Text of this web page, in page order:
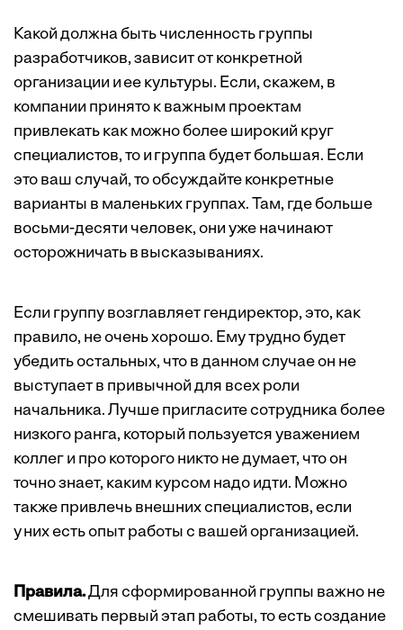
Какой должна быть численность группы
разработчиков, зависит от конкретной
организации и ее культуры. Если, скажем, в
компании принято к важным проектам
привлекать как можно более широкий круг
специалистов, то и группа будет большая. Если
это ваш случай, то обсуждайте конкретные
варианты в маленьких группах. Там, где больше
восьми-десяти человек, они уже начинают
осторожничать в высказываниях.
Если группу возглавляет гендиректор, это, как
правило, не очень хорошо. Ему трудно будет
убедить остальных, что в данном случае он не
выступает в привычной для всех роли
начальника. Лучше пригласите сотрудника более
низкого ранга, который пользуется уважением
коллег и про которого никто не думает, что он
точно знает, каким курсом надо идти. Можно
также привлечь внешних специалистов, если
у них есть опыт работы с вашей организацией.
Правила.Для сформированной группы важно не
смешивать первый этап работы, то есть создание